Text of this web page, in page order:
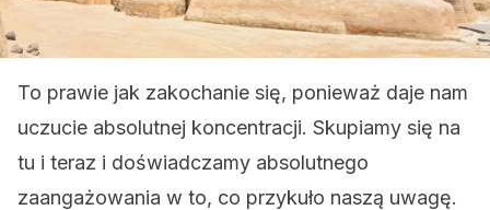
To prawie jak zakochanie się, ponieważ daje nam
uczucie absolutnej koncentracji. Skupiamy się na
tu i teraz i doświadczamy absolutnego
zaangażowania w to, co przykuło naszą uwagę.